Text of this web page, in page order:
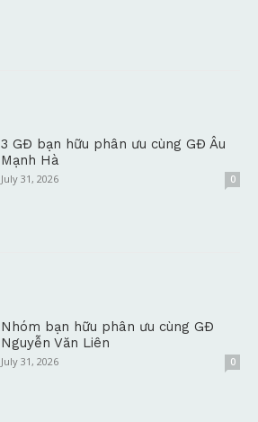
3 GĐ bạn hữu phân ưu cùng GĐ Âu
Mạnh Hà
July 31, 2026 0
Nhóm bạn hữu phân ưu cùng GĐ
Nguyễn Văn Liên
July 31, 2026 0